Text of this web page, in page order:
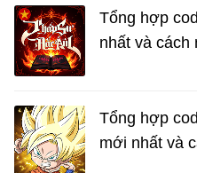
Tổng hợp
nhất và cách
Tổng hợp
mới nhất và